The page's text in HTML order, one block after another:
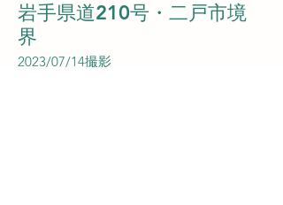
岩手県道210号・二戸市境
界
2023/07/14撮影